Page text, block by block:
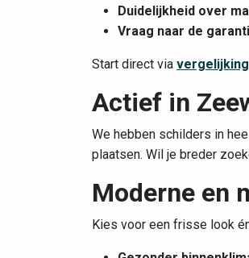
Duidelijkheid over
Vraag naar de
Start direct via
Actief in
We hebben schilders in
plaatsen. Wil je breder
Moderne en
Kies voor een frisse look